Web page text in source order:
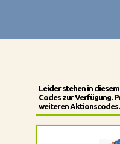
Leider stehen in
Codes zur Verfügung.
weiteren Aktionscodes.